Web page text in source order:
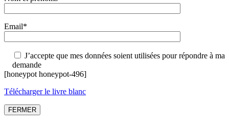
Email*
J’accepte que mes données soient utilisées pour répondre à ma
demande
[honeypot honeypot-496]
Télécharger le livre blanc
FERMER